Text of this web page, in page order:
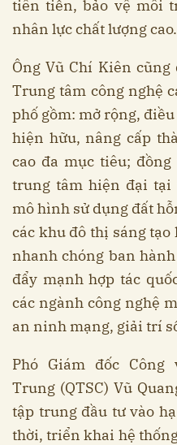
tiên tiến, bảo vệ môi
nhân lực chất lượng cao.
Ông Vũ Chí Kiên
Trung tâm công nghệ
phố gồm: mở rộng,
hiện hữu, nâng cấp
cao đa mục tiêu;
trung tâm hiện đại tại
mô hình sử dụng đất
các khu đô thị sáng tạo
nhanh chóng ban
đẩy mạnh hợp tác
các ngành công nghệ
an ninh mạng, giải trí
Phó Giám đốc Công
Trung (QTSC) Vũ
tập trung đầu tư vào
thời, triển khai hệ